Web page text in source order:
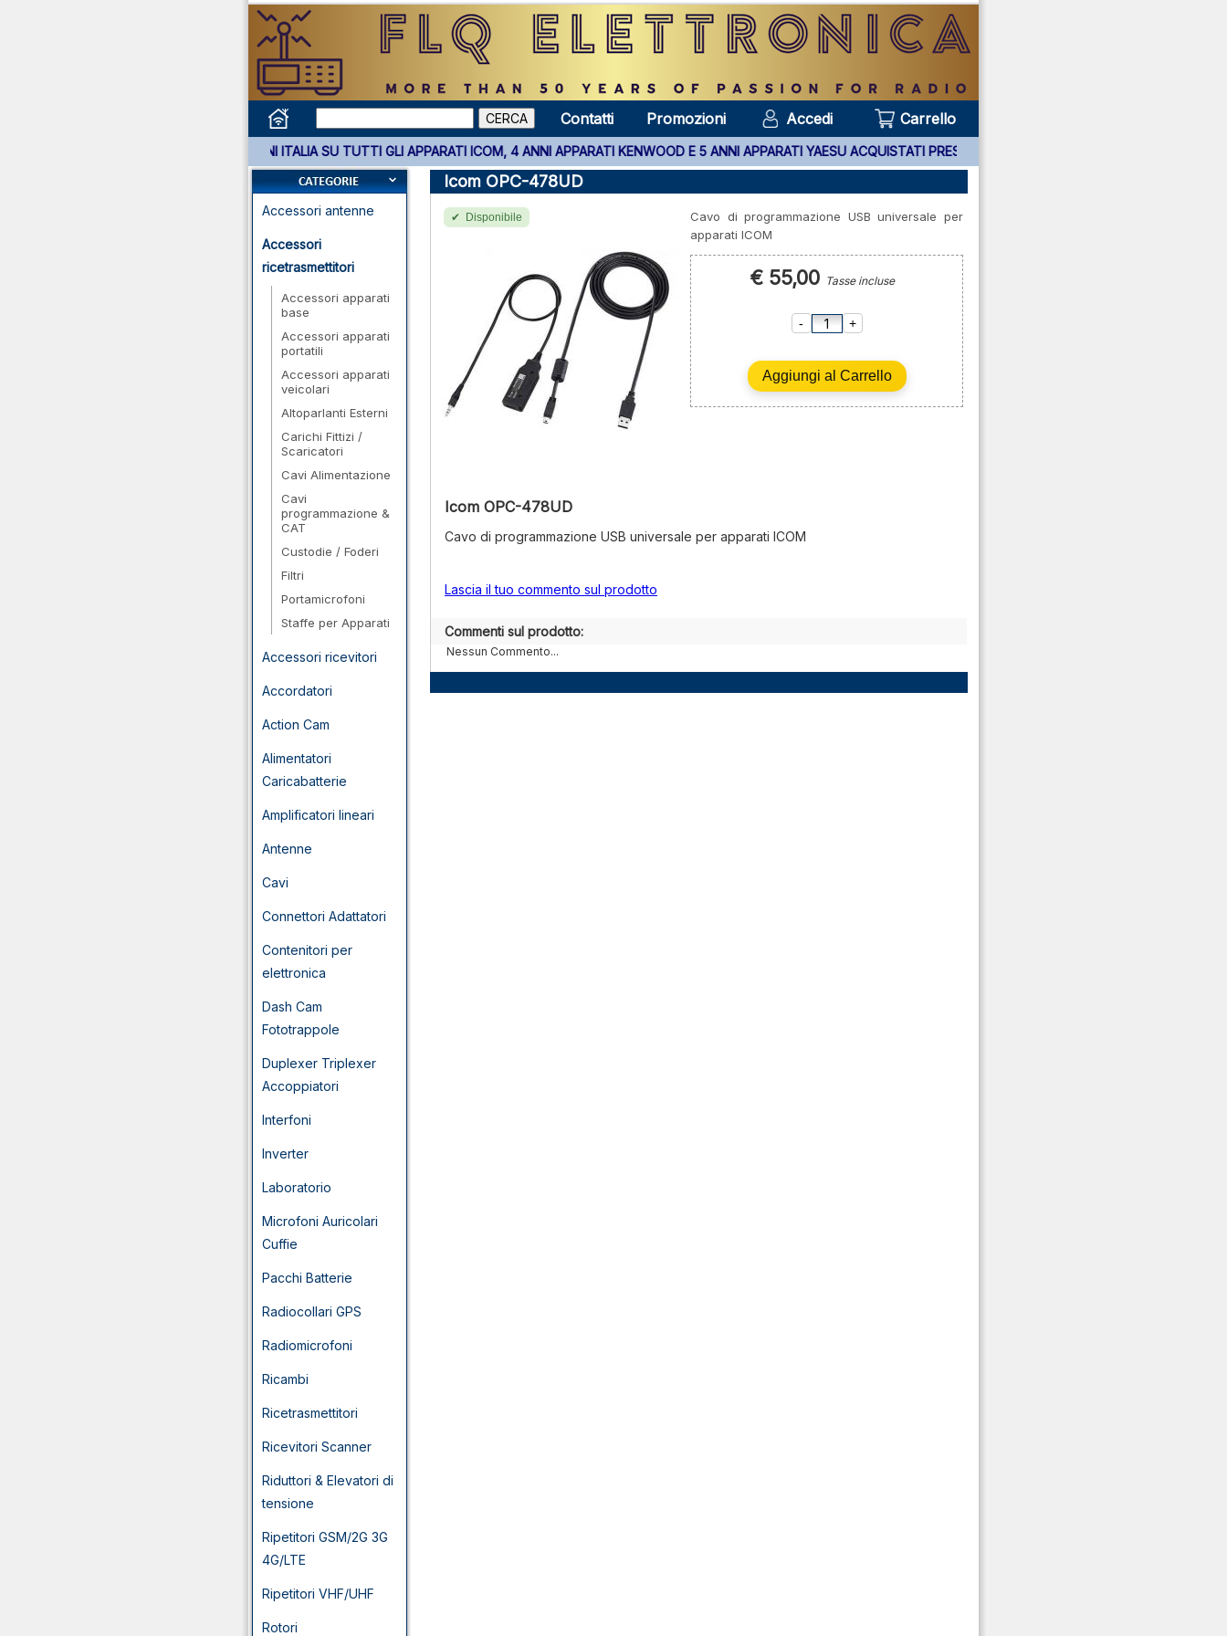
Contatti Promozioni Accedi Carrello
*** GARANZIA 3 ANNI ITALIA SU TUTTI GLI APPARATI ICOM, 4 ANNI APPARATI KENWOOD E 5 ANNI APPARATI YAESU ACQUISTATI PRESSO DI NOI ***
Accessori antenne
Accessori
ricetrasmettitori
Accessori apparati
base
Accessori apparati
portatili
Accessori apparati
veicolari
Altoparlanti Esterni
Carichi Fittizi /
Scaricatori
Cavi Alimentazione
Cavi
programmazione &
CAT
Custodie / Foderi
Filtri
Portamicrofoni
Staffe per Apparati
Accessori ricevitori
Accordatori
Action Cam
Alimentatori
Caricabatterie
Amplificatori lineari
Antenne
Cavi
Connettori Adattatori
Contenitori per
elettronica
Dash Cam
Fototrappole
Duplexer Triplexer
Accoppiatori
Interfoni
Inverter
Laboratorio
Microfoni Auricolari
Cuffie
Pacchi Batterie
Radiocollari GPS
Radiomicrofoni
Ricambi
Ricetrasmettitori
Ricevitori Scanner
Riduttori & Elevatori di
tensione
Ripetitori GSM/2G 3G
4G/LTE
Ripetitori VHF/UHF
Rotori
Icom OPC-478UD
Disponibile
Cavo di programmazione USB universale per
apparati ICOM
€ 55,00 Tasse incluse
- +
Icom OPC-478UD
Cavo di programmazione USB universale per apparati ICOM
Lascia il tuo commento sul prodotto
Commenti sul prodotto:
Nessun Commento...